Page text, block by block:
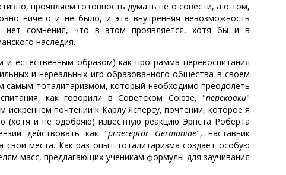
проявляем готовность думать не о совести, а о том,
ничего и не было, и эта внутренняя невозможность
нет сомнения, что в этом проявляется, хотя бы и в
наследия.
естественным образом) как программа перевоспитания
и нереальных игр образованного общества в своем
самым тоталитаризмом, который необходимо преодолеть
как говорили в Советском Союзе, "перековки"
искреннем почтении к Карлу Ясперсу, почтении, которое я
и не одобряю) известную реакцию Эрнста Роберта
действовать как "praeceptor Germaniae", наставник
свои места. Как раз опыт тоталитаризма создает особую
масс, предлагающих ученикам формулы для заучивания